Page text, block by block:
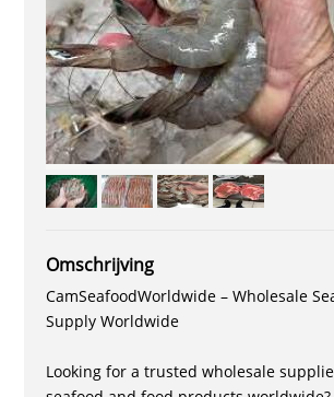
Omschrijving
CamSeafoodWorldwide – Wholesale
Supply Worldwide
Looking for a trusted wholesale